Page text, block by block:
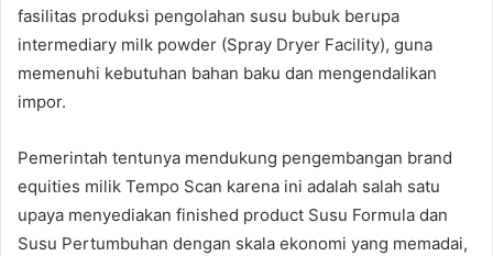
fasilitas produksi pengolahan susu bubuk berupa
intermediary milk powder (Spray Dryer Facility), guna
memenuhi kebutuhan bahan baku dan mengendalikan
impor.
Pemerintah tentunya mendukung pengembangan brand
equities milik Tempo Scan karena ini adalah salah satu
upaya menyediakan finished product Susu Formula dan
Susu Pertumbuhan dengan skala ekonomi yang memadai,